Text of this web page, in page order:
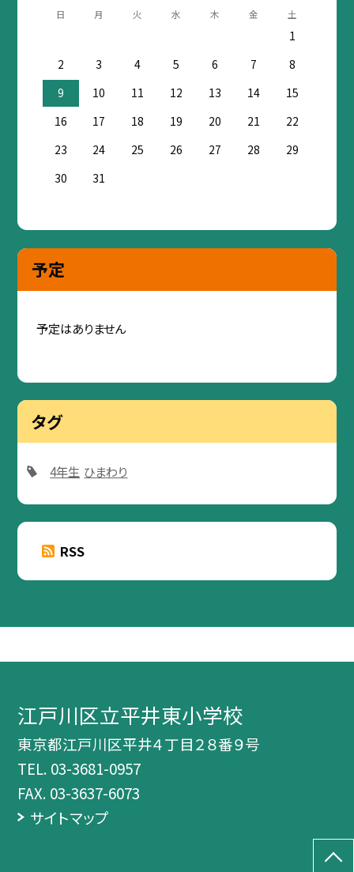
日 月 火 水 木 金 土
1
2
3 4 5 6 7
8
9
10 11 12 13 14
15
16
17 18 19 20 21
22
23
24 25 26 27 28
29
30
31
予定
予定はありません
タグ
4年生 ひまわり
RSS
江戸川区立平井東小学校
東京都江戸川区平井４丁目２８番９号
TEL. 03-3681-0957
FAX. 03-3637-6073
サイトマップ